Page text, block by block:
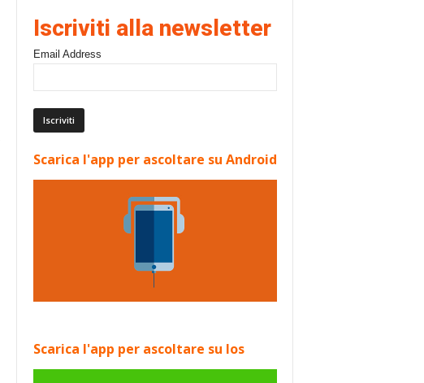
Iscriviti alla newsletter
Email Address
Scarica l'app per ascoltare su Android
Scarica l'app per ascoltare su Ios